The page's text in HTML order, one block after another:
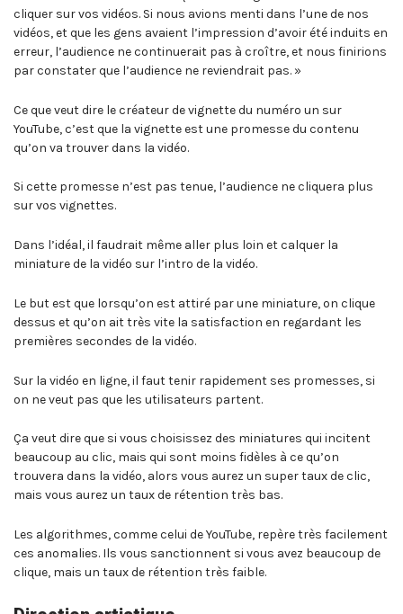
cliquer sur vos vidéos. Si nous avions menti dans l’une de nos
vidéos, et que les gens avaient l’impression d’avoir été induits en
erreur, l’audience ne continuerait pas à croître, et nous finirions
par constater que l’audience ne reviendrait pas. »
Ce que veut dire le créateur de vignette du numéro un sur
YouTube, c’est que la vignette est une promesse du contenu
qu’on va trouver dans la vidéo.
Si cette promesse n’est pas tenue, l’audience ne cliquera plus
sur vos vignettes.
Dans l’idéal, il faudrait même aller plus loin et calquer la
miniature de la vidéo sur l’intro de la vidéo.
Le but est que lorsqu’on est attiré par une miniature, on clique
dessus et qu’on ait très vite la satisfaction en regardant les
premières secondes de la vidéo.
Sur la vidéo en ligne, il faut tenir rapidement ses promesses, si
on ne veut pas que les utilisateurs partent.
Ça veut dire que si vous choisissez des miniatures qui incitent
beaucoup au clic, mais qui sont moins fidèles à ce qu’on
trouvera dans la vidéo, alors vous aurez un super taux de clic,
mais vous aurez un taux de rétention très bas.
Les algorithmes, comme celui de YouTube, repère très facilement
ces anomalies. Ils vous sanctionnent si vous avez beaucoup de
clique, mais un taux de rétention très faible.